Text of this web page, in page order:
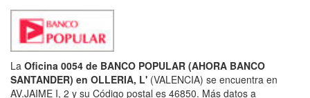
La Oficina 0054 de BANCO POPULAR (AHORA BANCO
SANTANDER) en OLLERIA, L' (VALENCIA) se encuentra en
AV.JAIME I, 2 y su Código postal es 46850. Más datos a